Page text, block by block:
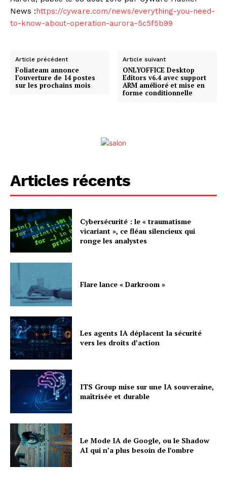
News : https://cyware.com/news/everything-you-need-
to-know-about-operation-aurora-5c5f5b99
Article précédent
Foliateam annonce
l’ouverture de 14 postes
sur les prochains mois
Article suivant
ONLYOFFICE Desktop
Editors v6.4 avec support
ARM amélioré et mise en
forme conditionnelle
Articles récents
Cybersécurité : le « traumatisme
vicariant », ce fléau silencieux qui
ronge les analystes
Flare lance « Darkroom »
Les agents IA déplacent la sécurité
vers les droits d’action
ITS Group mise sur une IA souveraine,
maîtrisée et durable
Le Mode IA de Google, ou le Shadow
AI qui n’a plus besoin de l’ombre